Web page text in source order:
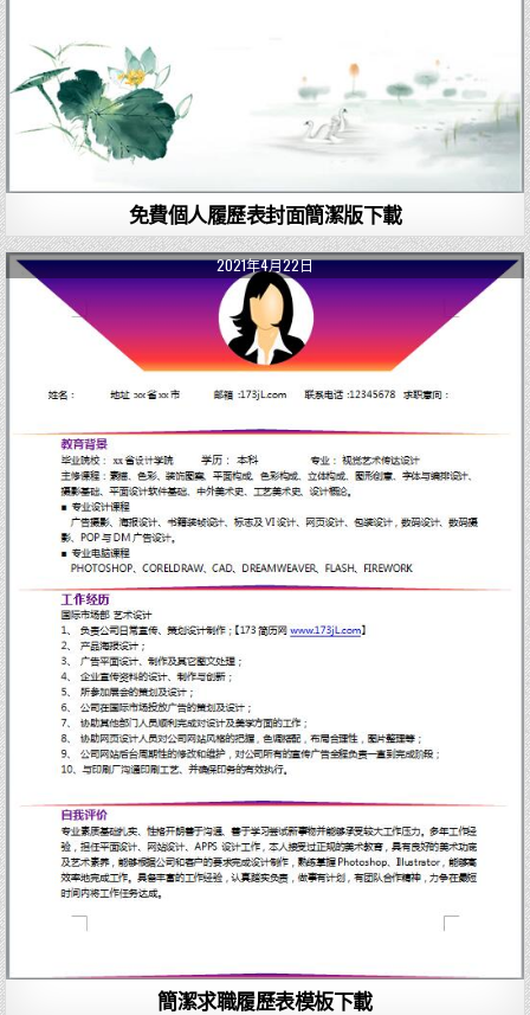
免費個人履歷表封面簡潔版下載
2021年4月22日
簡潔求職履歷表模板下載